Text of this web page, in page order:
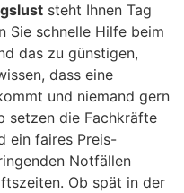
steht Ihnen Tag
Sie schnelle Hilfe beim
das zu günstigen,
dass eine
und niemand gern
setzen die Fachkräfte
ein faires Preis-
Notfällen
Ob spät in der